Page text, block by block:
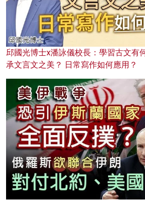
邱國光博士x潘詠儀校長：學習古文有
承文言文之美？ 日常寫作如何應用？